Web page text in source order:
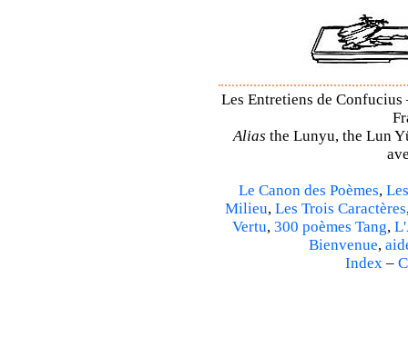
Les Entretiens de
Alias the Lunyu, the Lun
Le Canon des Poèmes,
Milieu, Les Trois Caractères
Vertu, 300 poèmes Tang,
Bienvenue,
Index –